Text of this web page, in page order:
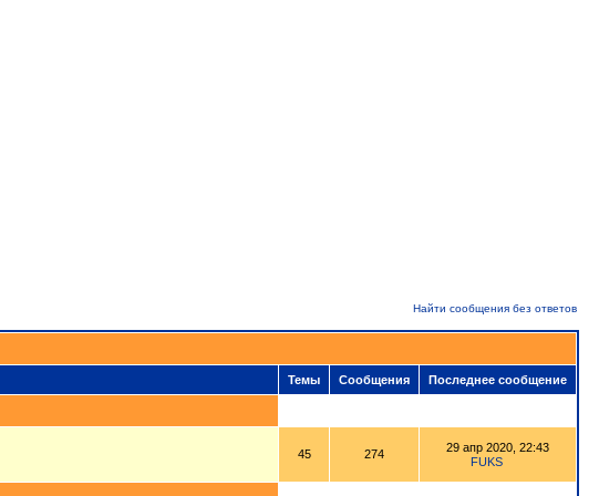
Найти сообщения без ответов
Темы Сообщения Последнее сообщение
45 274
29 апр 2020, 22:43
FUKS